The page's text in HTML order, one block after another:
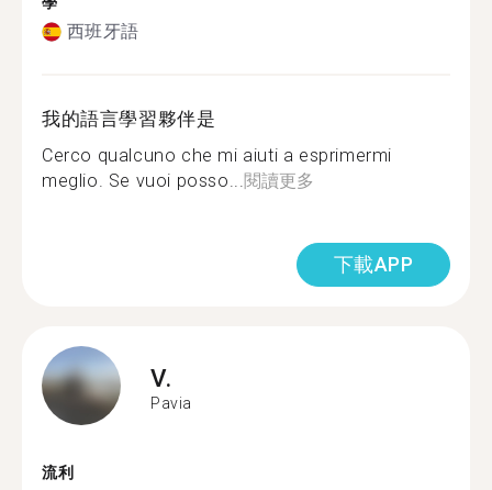
西班牙語
我的語言學習夥伴是
Cerco qualcuno che mi aiuti a esprimermi
meglio. Se vuoi posso...閱讀更多
下載APP
V.
Pavia
流利